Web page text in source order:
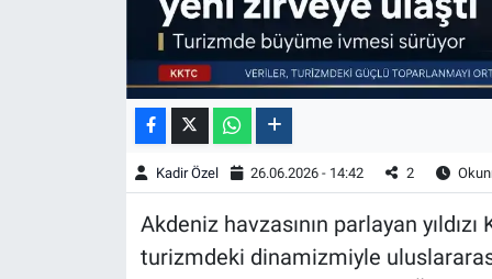
Kadir Özel 26.06.2026 - 14:42 2
Akdeniz havzasının parlayan
turizmdeki dinamizmiyle